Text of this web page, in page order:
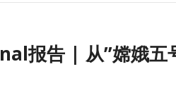
报告 | 从”嫦娥五